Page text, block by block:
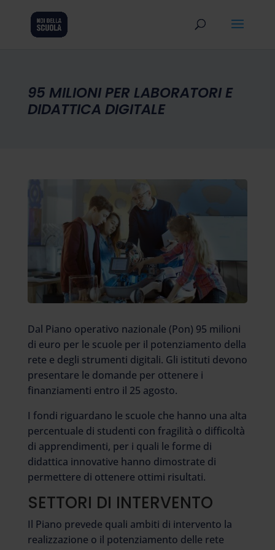
95 MILIONI PER LABORATORI E
DIDATTICA DIGITALE
Dal Piano operativo nazionale (Pon) 95 milioni
di euro per le scuole per il potenziamento della
rete e degli strumenti digitali. Gli istituti devono
presentare le domande per ottenere i
finanziamenti entro il 25 agosto.
I fondi riguardano le scuole che hanno una alta
percentuale di studenti con fragilità o difficoltà
di apprendimenti, per i quali le forme di
didattica innovative hanno dimostrate di
permettere di ottenere ottimi risultati.
SETTORI DI INTERVENTO
Il Piano prevede quali ambiti di intervento la
realizzazione o il potenziamento delle rete